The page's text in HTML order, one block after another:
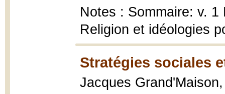
Notes : Sommaire: v.
Religion et idéologies
Stratégies sociales
Jacques